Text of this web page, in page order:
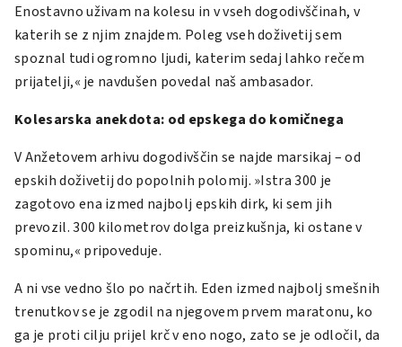
Enostavno uživam na kolesu in v vseh dogodivščinah, v
katerih se z njim znajdem. Poleg vseh doživetij sem
spoznal tudi ogromno ljudi, katerim sedaj lahko rečem
prijatelji,« je navdušen povedal naš ambasador.
Kolesarska anekdota: od epskega do komičnega
V Anžetovem arhivu dogodivščin se najde marsikaj – od
epskih doživetij do popolnih polomij. »Istra 300 je
zagotovo ena izmed najbolj epskih dirk, ki sem jih
prevozil. 300 kilometrov dolga preizkušnja, ki ostane v
spominu,« pripoveduje.
A ni vse vedno šlo po načrtih. Eden izmed najbolj smešnih
trenutkov se je zgodil na njegovem prvem maratonu, ko
ga je proti cilju prijel krč v eno nogo, zato se je odločil, da